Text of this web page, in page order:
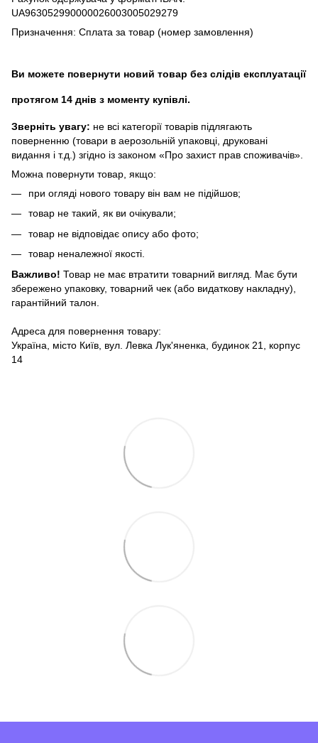
UA963052990000026003005029279
Призначення: Сплата за товар (номер замовлення)
Ви можете повернути новий товар без слідів експлуатації
протягом 14 днів з моменту купівлі.
Зверніть увагу: не всі категорії товарів підлягають
поверненню (товари в аерозольній упаковці, друковані
видання і т.д.) згідно із законом «Про захист прав споживачів».
Можна повернути товар, якщо:
при огляді нового товару він вам не підійшов;
товар не такий, як ви очікували;
товар не відповідає опису або фото;
товар неналежної якості.
Важливо! Товар не має втратити товарний вигляд. Має бути
збережено упаковку, товарний чек (або видаткову накладну),
гарантійний талон.
Адреса для повернення товару:
Україна, місто Київ, вул. Левка Лук'яненка, будинок 21, корпус
14